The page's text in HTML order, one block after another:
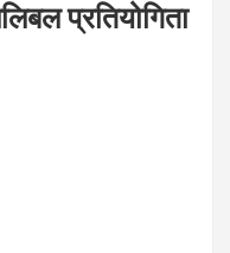
प्रतियोगिता